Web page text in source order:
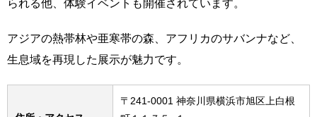
られる他、体験イベントも開催されています。
アジアの熱帯林や亜寒帯の森、アフリカのサバンナなど、
生息域を再現した展示が魅力です。
〒241-0001 神奈川県横浜市旭区上白根